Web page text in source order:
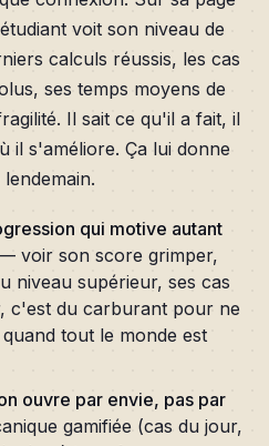
voit son niveau de
calculs réussis, les cas
ses temps moyens de
Il sait ce qu'il a fait, il
il s'améliore. Ça lui donne
qui motive autant
voir son score grimper,
niveau supérieur, ses cas
c'est du carburant pour ne
tout le monde est
ouvre par envie, pas par
gamifiée (cas du jour,